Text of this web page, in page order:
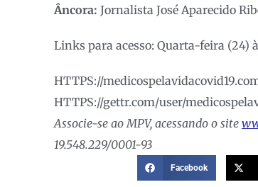
Âncora: Jornalista José Aparecido
Links para acesso: Quarta-feira (24)
HTTPS://
HTTPS://gettr.com/user/
Associe-se ao MPV, acessando o site
19.548.229/0001-93
Facebook